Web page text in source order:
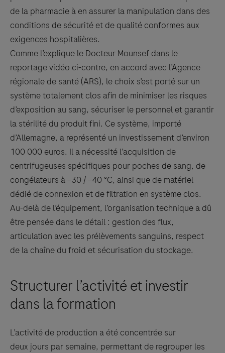
de la pharmacie à en assurer la manipulation dans des
conditions de sécurité et de qualité conformes aux
exigences hospitalières.
Comme l’explique le Docteur Mounsef dans le
reportage vidéo ci-contre, en accord avec l’Agence
régionale de santé (ARS), le choix s’est porté sur un
système totalement clos afin de minimiser les risques
d’exposition au sang, sécuriser le personnel et garantir
la stérilité du produit fini. Ce système, importé
d’Allemagne, a représenté un investissement d’environ
100 000 euros. Il a nécessité l’acquisition de
centrifugeuses spécifiques pour poches de sang, de
congélateurs à –30 / –40 °C, ainsi que de matériel
dédié de connexion et de filtration en système clos.
Au-delà de l’équipement, l’organisation technique a dû
être pensée dans le détail : gestion des flux,
articulation avec les prélèvements sanguins, respect
de la chaîne du froid et sécurisation du stockage.
Structurer l’activité et investir
dans la formation
L’activité de production a été concentrée sur
deux jours par semaine, permettant de regrouper les